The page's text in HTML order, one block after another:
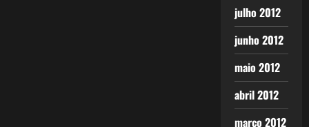
julho 2012
junho 2012
maio 2012
abril 2012
março 2012